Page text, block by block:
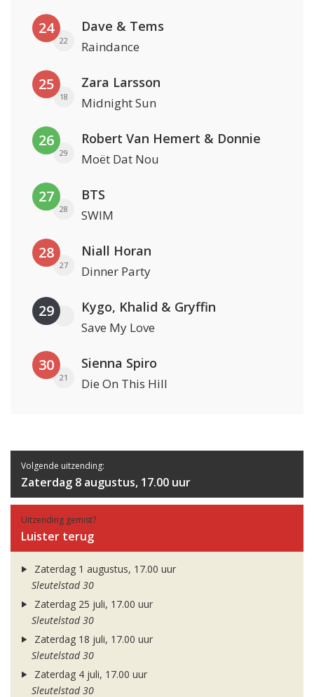
24
22
Dave & Tems
Raindance
25
18
Zara Larsson
Midnight Sun
26
29
Robert Van Hemert & Donnie
Moët Dat Nou
27
28
BTS
SWIM
28
27
Niall Horan
Dinner Party
29 Kygo, Khalid & Gryffin
Save My Love
30
21
Sienna Spiro
Die On This Hill
Volgende uitzending:
Zaterdag 8 augustus, 17.00 uur
Uitzending gemist?
Luister terug
Zaterdag 1 augustus, 17.00 uur
Sleutelstad 30
Zaterdag 25 juli, 17.00 uur
Sleutelstad 30
Zaterdag 18 juli, 17.00 uur
Sleutelstad 30
Zaterdag 4 juli, 17.00 uur
Sleutelstad 30